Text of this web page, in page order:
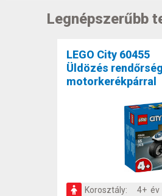
Legnépszerűbb
LEGO City 60455
Üldözés
motorkerékpárral
Korosztály:
4+ év